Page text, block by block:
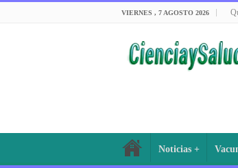
VIERNES , 7 AGOSTO 2026
Noticias +